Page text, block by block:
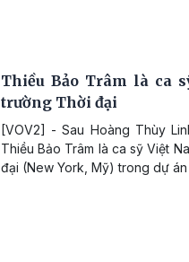
Thiều Bảo Trâm là ca
trường Thời đại
[VOV2] - Sau Hoàng Thùy
Thiều Bảo Trâm là ca sỹ Việt
đại (New York, Mỹ) trong dự án